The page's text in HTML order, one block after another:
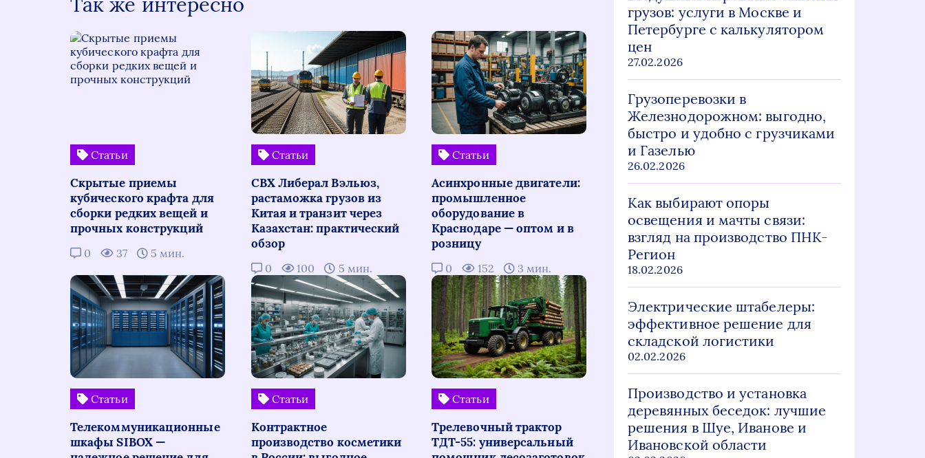
Статьи
Скрытые приемы
кубического крафта для
сборки редких вещей и
прочных конструкций
0 37 5 мин.
Статьи
СВХ Либерал Вэльюз,
растаможка грузов из
Китая и транзит через
Казахстан: практический
обзор
0 100 5 мин.
Статьи
Асинхронные двигатели:
промышленное
оборудование в
Краснодаре — оптом и в
розницу
0 152 3 мин.
Статьи
Телекоммуникационные
шкафы SIBOX —
Статьи
Контрактное
производство косметики
Статьи
Трелевочный трактор
ТДТ-55: универсальный
грузов: услуги в Москве и
Петербурге с калькулятором
цен
27.02.2026
Грузоперевозки в
Железнодорожном: выгодно,
быстро и удобно с грузчиками
и Газелью
26.02.2026
Как выбирают опоры
освещения и мачты связи:
взгляд на производство ПНК-
Регион
18.02.2026
Электрические штабелеры:
эффективное решение для
складской логистики
02.02.2026
Производство и установка
деревянных беседок: лучшие
решения в Шуе, Иванове и
Ивановской области